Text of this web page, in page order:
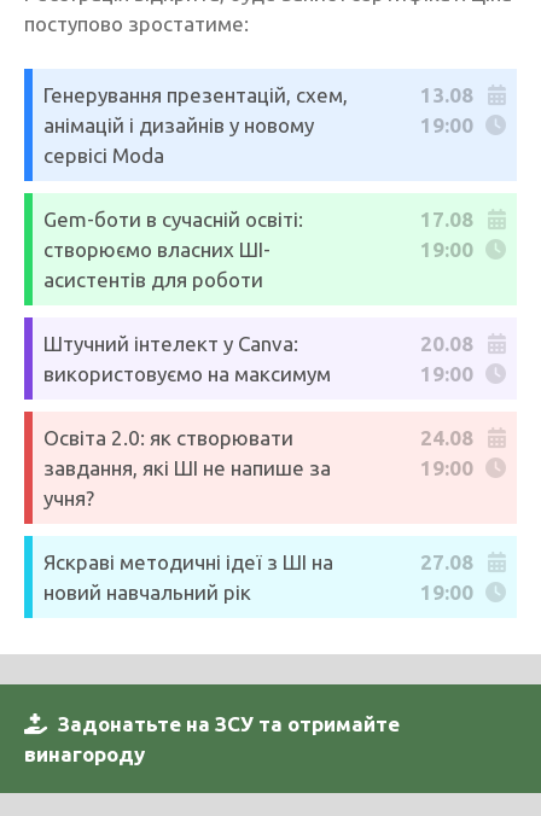
поступово зростатиме:
Генерування презентацій, схем,
анімацій і дизайнів у новому
сервісі Moda
13.08
19:00
Gem-боти в сучасній освіті:
створюємо власних ШІ-
асистентів для роботи
17.08
19:00
Штучний інтелект у Canva:
використовуємо на максимум
20.08
19:00
Освіта 2.0: як створювати
завдання, які ШІ не напише за
учня?
24.08
19:00
Яскраві методичні ідеї з ШІ на
новий навчальний рік
27.08
19:00
Задонатьте на ЗСУ та отримайте
винагороду